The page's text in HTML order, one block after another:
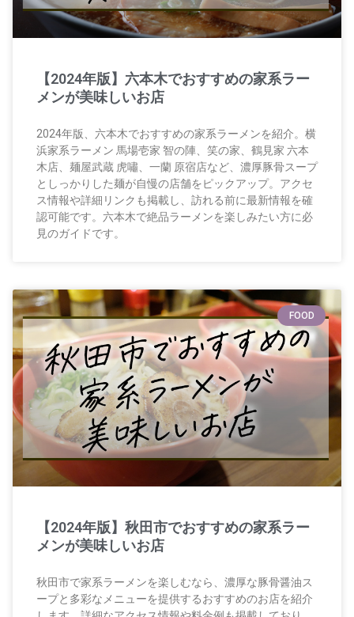
【2024年版】六本木でおすすめの家系ラー
メンが美味しいお店
2024年版、六本木でおすすめの家系ラーメンを紹介。横
浜家系ラーメン 馬場壱家 智の陣、笑の家、鶴見家 六本
木店、麺屋武蔵 虎嘯、一蘭 原宿店など、濃厚豚骨スープ
としっかりした麺が自慢の店舗をピックアップ。アクセ
ス情報や詳細リンクも掲載し、訪れる前に最新情報を確
認可能です。六本木で絶品ラーメンを楽しみたい方に必
見のガイドです。
FOOD
【2024年版】秋田市でおすすめの家系ラー
メンが美味しいお店
秋田市で家系ラーメンを楽しむなら、濃厚な豚骨醤油ス
ープと多彩なメニューを提供するおすすめのお店を紹介